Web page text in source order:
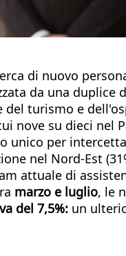
di nuovo
da una duplice
turismo e
nove su dieci nel
per
Nord-Est
attuale di
marzo e luglio, le
del 7,5%: un